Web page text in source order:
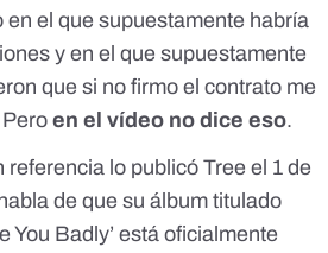
en el que supuestamente habría
y en el que supuestamente
que si no firmo el contrato me
en el vídeo no dice eso.
referencia lo publicó Tree el 1 de
de que su álbum titulado
You Badly’ está oficialmente